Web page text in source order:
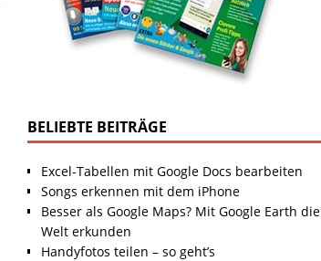
BELIEBTE BEITRÄGE
Excel-Tabellen mit Google Docs bearbeiten
Songs erkennen mit dem iPhone
Besser als Google Maps? Mit Google Earth die
Welt erkunden
Handyfotos teilen – so geht’s